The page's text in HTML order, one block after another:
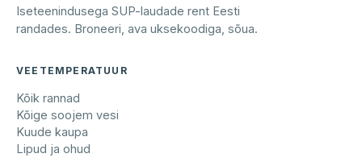
Iseteenindusega SUP-laudade rent Eesti
randades. Broneeri, ava uksekoodiga, sõua.
VEETEMPERATUUR
Kõik rannad
Kõige soojem vesi
Kuude kaupa
Lipud ja ohud